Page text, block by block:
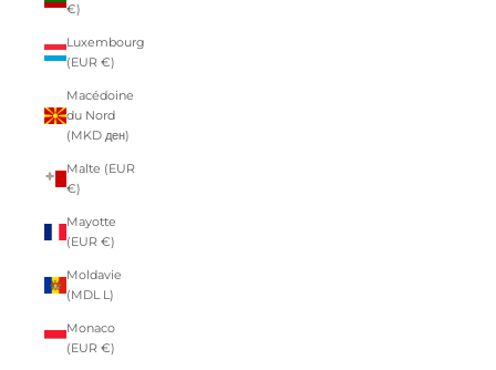
€)
Luxembourg
(EUR €)
Macédoine
du Nord
(MKD ден)
Malte (EUR
€)
Mayotte
(EUR €)
Moldavie
(MDL L)
Monaco
(EUR €)